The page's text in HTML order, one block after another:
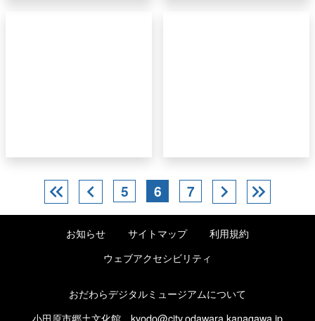
keyboard_double_arrow_left chevron_left 5 6 7 chevron_right keyboard_double_arrow_right
お知らせ サイトマップ
利用規約
ウェブアクセシビリティ
おだわらデジタルミュージアムについて
小田原市郷土文化館 kyodo@city.odawara.kanagawa.jp